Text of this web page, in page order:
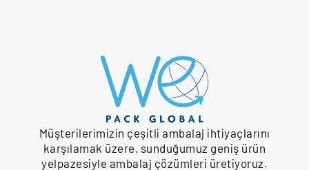
Müşterilerimizin çeşitli ambalaj ihtiyaçlarını
karşılamak üzere, sunduğumuz geniş ürün
yelpazesiyle ambalaj çözümleri üretiyoruz.